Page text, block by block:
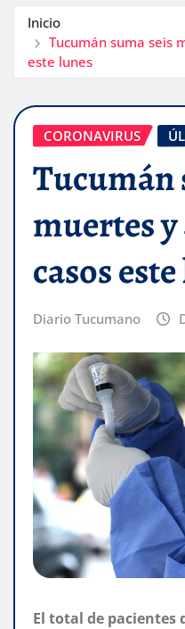
Inicio
Tucumán suma seis
este lunes
CORONAVIRUS
Tucumán
muertes y
casos
Diario Tucumano
El total de pacientes